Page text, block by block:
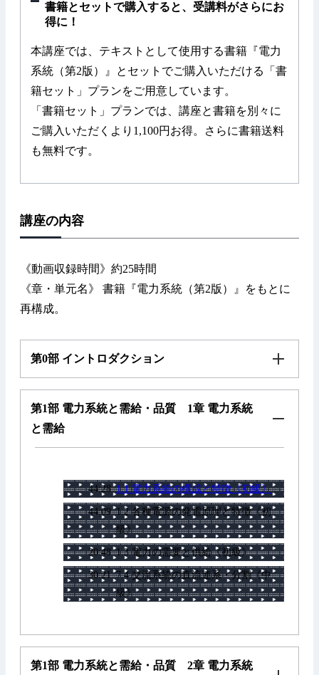
書籍とセットで購入すると、受講料がさらにお
得に！
本講座では、テキストとして使用する書籍『電力
系統（第2版）』とセットでご購入いただける「書
籍セット」プランをご用意しています。
「書籍セット」プランでは、講座と書籍を別々に
ご購入いただくより1,100円お得。さらに書籍送料
も無料です。
講座の内容
《動画収録時間》約25時間
《章・単元名》 書籍『電力系統（第2版）』をもとに
再構成。
第0部 イントロダクション
第1部 電力系統と需給・品質 1章 電力系統
と需給
44:28 1.1 電力系統の構成と特徴《初級》
44:09 1.2 各種電源の発電原理と特徴《初
級》
20:48 1.3 電力の需要と供給《初級》
30:21 7.4 交流系統の直流連系・分割《中
級》
第1部 電力系統と需給・品質 2章 電力系統